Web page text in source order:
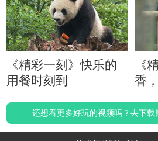
《精彩一刻》快乐的
用餐时刻到
《
香
还想看更多好玩的视频吗？去下